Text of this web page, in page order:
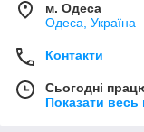
м. Одеса
Одеса, Україна
Контакти
Сьогодні
Показати весь